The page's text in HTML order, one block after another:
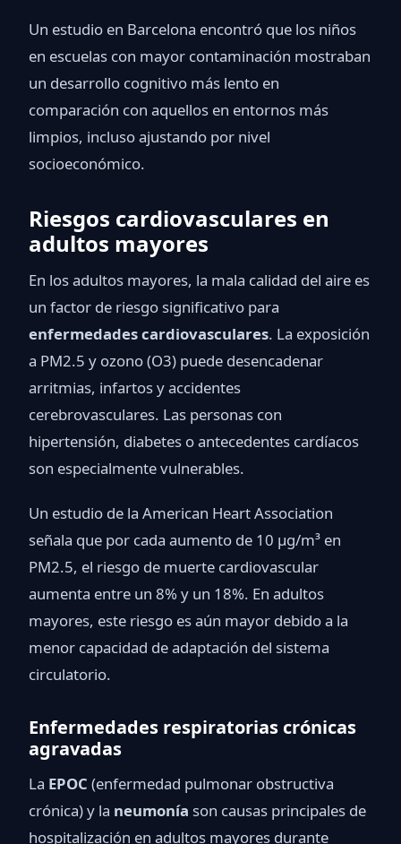
Un estudio en Barcelona encontró que los niños
en escuelas con mayor contaminación mostraban
un desarrollo cognitivo más lento en
comparación con aquellos en entornos más
limpios, incluso ajustando por nivel
socioeconómico.
Riesgos cardiovasculares en
adultos mayores
En los adultos mayores, la mala calidad del aire es
un factor de riesgo significativo para
enfermedades cardiovasculares. La exposición
a PM2.5 y ozono (O3) puede desencadenar
arritmias, infartos y accidentes
cerebrovasculares. Las personas con
hipertensión, diabetes o antecedentes cardíacos
son especialmente vulnerables.
Un estudio de la American Heart Association
señala que por cada aumento de 10 µg/m³ en
PM2.5, el riesgo de muerte cardiovascular
aumenta entre un 8% y un 18%. En adultos
mayores, este riesgo es aún mayor debido a la
menor capacidad de adaptación del sistema
circulatorio.
Enfermedades respiratorias crónicas
agravadas
La EPOC (enfermedad pulmonar obstructiva
crónica) y la neumonía son causas principales de
hospitalización en adultos mayores durante